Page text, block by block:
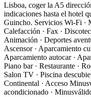
Lisboa, coger la A5
indicaciones hasta el hotel
Guincho. Servicios Wi-Fi ·
Calefacción · Fax ·
Animación · Deportes
Ascensor · Aparcamiento
Aparcamiento autocar ·
Piano bar · Restaurante ·
Salon TV · Piscina
Continental · Acceso
acondicionado ·